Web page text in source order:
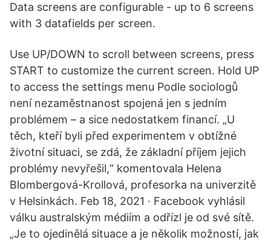
Data screens are configurable - up to 6 screens
with 3 datafields per screen.
Use UP/DOWN to scroll between screens, press
START to customize the current screen. Hold UP
to access the settings menu Podle sociologů
není nezaměstnanost spojená jen s jedním
problémem – a sice nedostatkem financí. „U
těch, kteří byli před experimentem v obtížné
životní situaci, se zdá, že základní příjem jejich
problémy nevyřešil,“ komentovala Helena
Blombergová-Krollová, profesorka na univerzitě
v Helsinkách. Feb 18, 2021 · Facebook vyhlásil
válku australským médiím a odřízl je od své sítě.
„Je to ojedinělá situace a je několik možností, jak